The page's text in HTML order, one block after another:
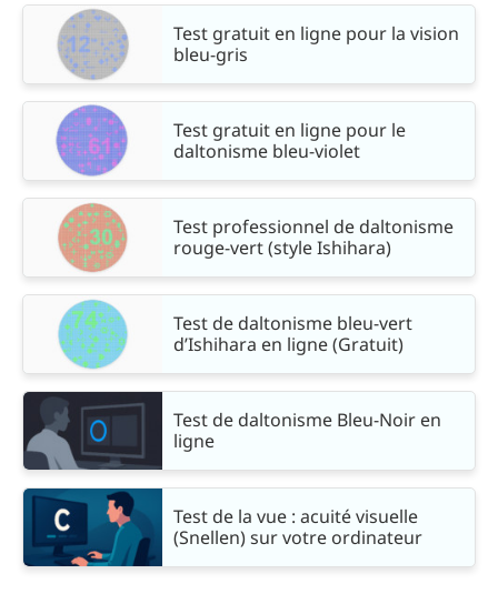
Test gratuit en ligne pour la vision
bleu-gris
Test gratuit en ligne pour le
daltonisme bleu-violet
Test professionnel de daltonisme
rouge-vert (style Ishihara)
Test de daltonisme bleu-vert
d’Ishihara en ligne (Gratuit)
Test de daltonisme Bleu-Noir en
ligne
Test de la vue : acuité visuelle
(Snellen) sur votre ordinateur